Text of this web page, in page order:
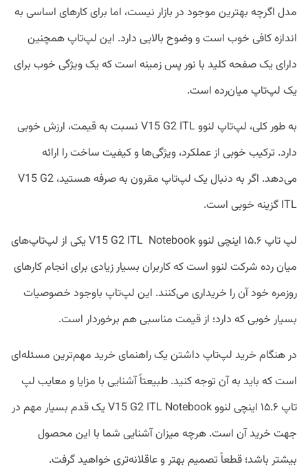
مدل اگرچه بهترین موجود در بازار نیست، اما برای کارهای اساسی به
اندازه کافی خوب است و وضوح بالایی دارد. این لپ‌تاپ همچنین
دارای یک صفحه کلید با نور پس زمینه است که یک ویژگی خوب برای
یک لپ‌تاپ میان‌رده است.
به طور کلی، لپ‌تاپ لنوو V15 G2 ITL نسبت به قیمت، ارزش خوبی
دارد. ترکیب خوبی از عملکرد، ویژگی‌ها و کیفیت ساخت را ارائه
می‌دهد. اگر به دنبال یک لپ‌تاپ مقرون به صرفه هستید، V15 G2
ITL گزینه خوبی است.
لپ‌ تاپ ۱۵.۶ اینچی لنوو V15 G2 ITL Notebook یکی از لپ‌تاپ‌های
میان رده شرکت لنوو است که کاربران بسیار زیادی برای انجام کارهای
روزمره خود آن را خریداری می‌کنند. این لپ‌تاپ باوجود خصوصیات
بسیار خوبی که دارد؛ از قیمت مناسبی هم برخوردار است.
در هنگام خرید لپ‌تاپ داشتن یک راهنمای خرید مهم‌ترین مسئله‌ای
است که باید به آن توجه کنید. طبیعتاً آشنایی با مزایا و معایب لپ‌
تاپ ۱۵.۶ اینچی لنوو V15 G2 ITL Notebook یک قدم بسیار مهم در
جهت خرید آن است. هرچه میزان آشنایی شما با این محصول
بیشتر باشد؛ قطعاً تصمیم بهتر و عاقلانه‌تری خواهید گرفت.